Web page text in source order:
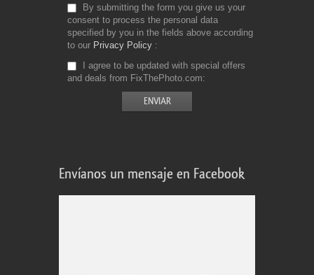
By submitting the form you give us your
consent to process the personal data
specified by you in the fields above according
to our Privacy Policy
I agree to be updated with special offers
and deals from FixThePhoto.com
Envíanos un mensaje en Facebook